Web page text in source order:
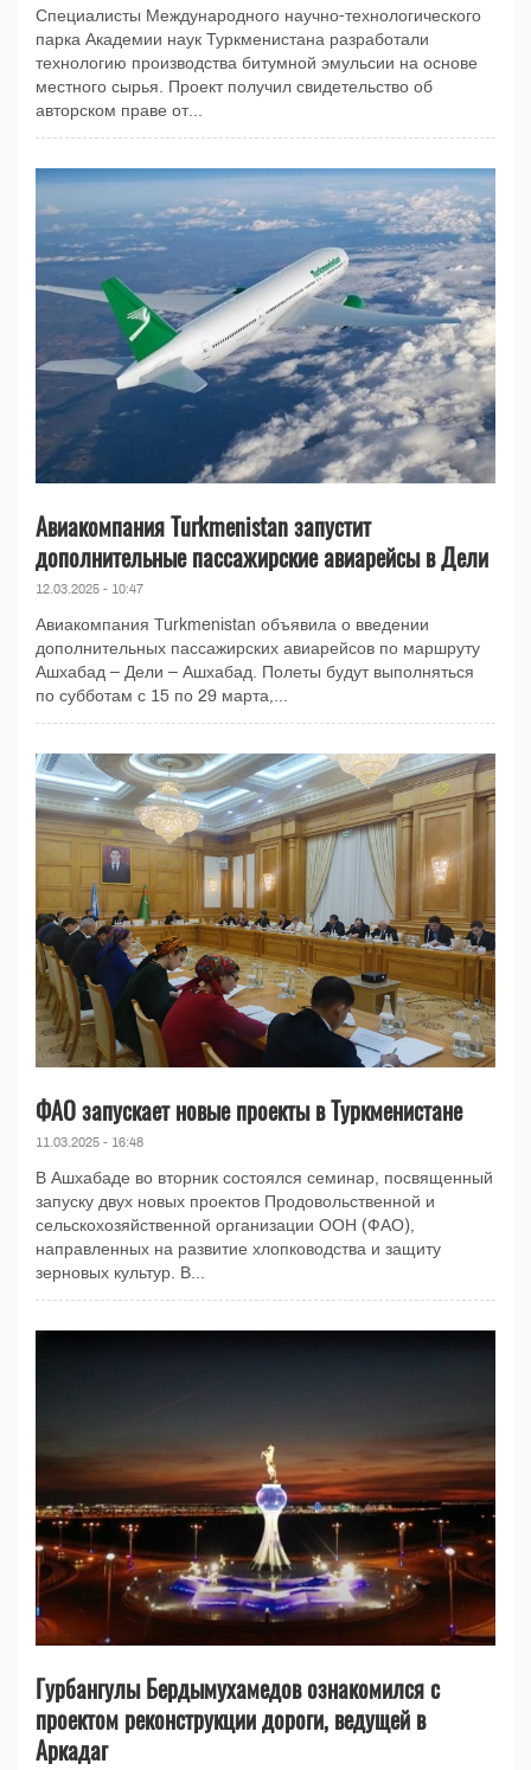
Специалисты Международного научно-технологического
парка Академии наук Туркменистана разработали
технологию производства битумной эмульсии на основе
местного сырья. Проект получил свидетельство об
авторском праве от...
Авиакомпания Turkmenistan запустит
дополнительные пассажирские авиарейсы в Дели
12.03.2025 - 10:47
Авиакомпания Turkmenistan объявила о введении
дополнительных пассажирских авиарейсов по маршруту
Ашхабад – Дели – Ашхабад. Полеты будут выполняться
по субботам с 15 по 29 марта,...
ФАО запускает новые проекты в Туркменистане
11.03.2025 - 16:48
В Ашхабаде во вторник состоялся семинар, посвященный
запуску двух новых проектов Продовольственной и
сельскохозяйственной организации ООН (ФАО),
направленных на развитие хлопководства и защиту
зерновых культур. В...
Гурбангулы Бердымухамедов ознакомился с
проектом реконструкции дороги, ведущей в
Аркадаг